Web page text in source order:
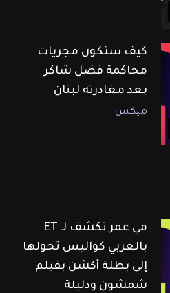
كيف ستكون مجريات
محاكمة فضل شاكر
بعد مغادرته لبنان
ميكس
مي عمر تكشف لـ ET
بالعربي كواليس تحولها
إلى بطلة أكشن بفيلم
شمشون ودليلة